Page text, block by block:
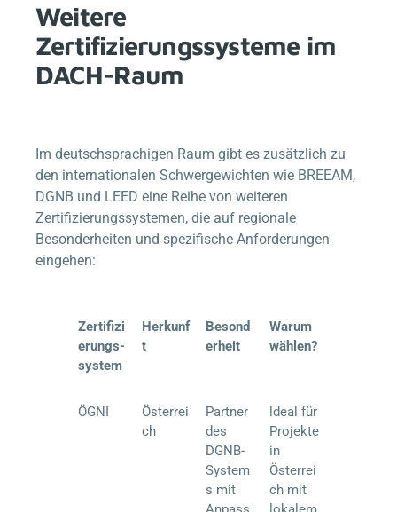
Weitere
Zertifizierungssysteme im
DACH-Raum
Im deutschsprachigen Raum gibt es zusätzlich zu
den internationalen Schwergewichten wie BREEAM,
DGNB und LEED eine Reihe von weiteren
Zertifizierungssystemen, die auf regionale
Besonderheiten und spezifische Anforderungen
eingehen:
Zertifizi
erungs-
system
Herkunf
t
Besond
erheit
Warum
wählen?
ÖGNI
Österrei
ch
Partner
des
DGNB-
System
s mit
ldeal für
Projekte
in
Österrei
ch mit